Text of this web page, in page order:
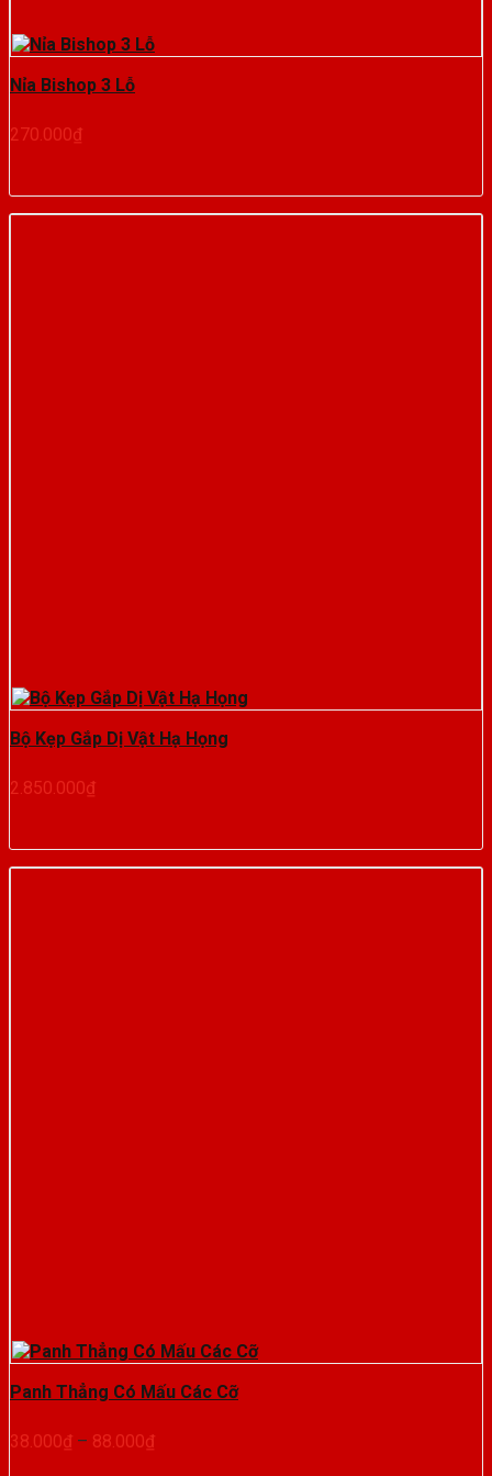
Nỉa Bishop 3 Lỗ
270.000₫
Bộ Kẹp Gắp Dị Vật Hạ Họng
2.850.000₫
Panh Thẳng Có Mấu Các Cỡ
38.000₫ – 88.000₫Khoảng